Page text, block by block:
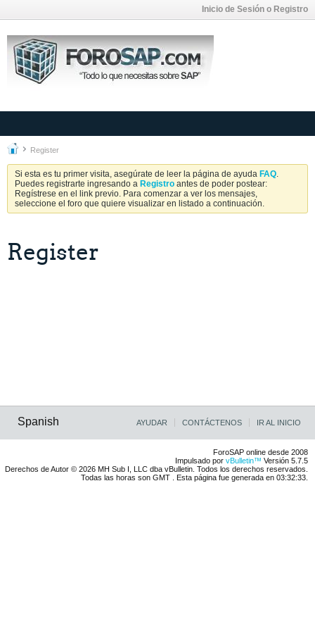
Inicio de Sesión o Registro
Register
Si esta es tu primer visita, asegúrate de leer la página de ayuda FAQ.
Puedes registrarte ingresando a Registro antes de poder postear:
Regístrese en el link previo. Para comenzar a ver los mensajes,
seleccione el foro que quiere visualizar en listado a continuación.
Register
Spanish AYUDAR CONTÁCTENOS IR AL INICIO
ForoSAP online desde 2008
Impulsado por vBulletin™ Versión 5.7.5
Derechos de Autor © 2026 MH Sub I, LLC dba vBulletin. Todos los derechos reservados.
Todas las horas son GMT . Esta página fue generada en 03:32:33.